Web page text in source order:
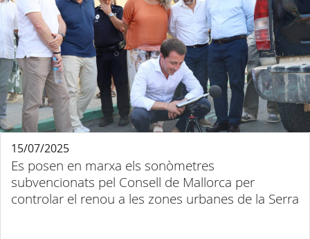
Es posen en marxa els sonòmetres
subvencionats pel Consell de Mallorca per
controlar el renou a les zones urbanes de la Serra
15/07/2025